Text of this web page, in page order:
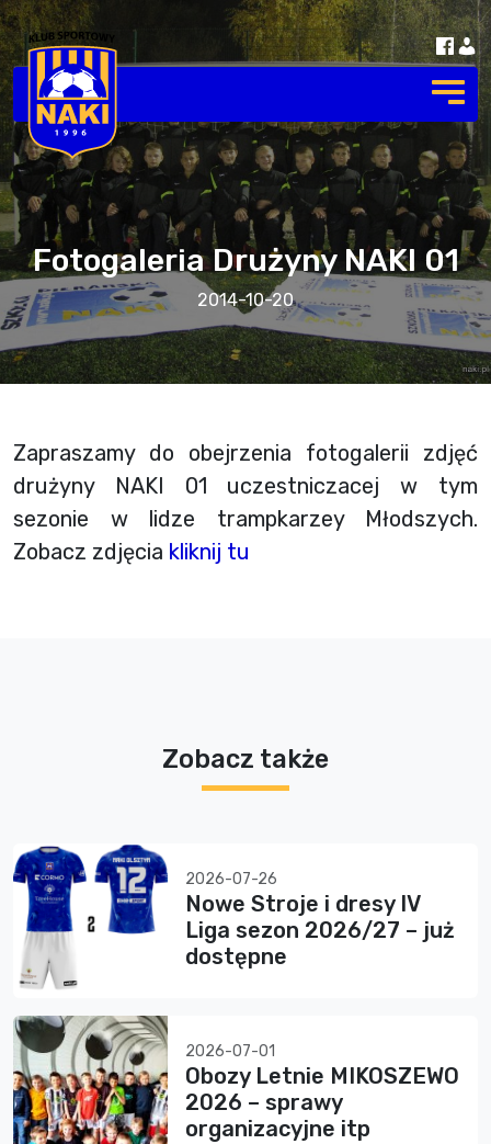
Fotogaleria Drużyny NAKI 01
2014-10-20
Zapraszamy do obejrzenia fotogalerii zdjęć
drużyny NAKI 01 uczestniczacej w tym
sezonie w lidze trampkarzey Młodszych.
Zobacz zdjęcia kliknij tu
Zobacz także
2026-07-26
Nowe Stroje i dresy IV
Liga sezon 2026/27 – już
dostępne
2026-07-01
Obozy Letnie MIKOSZEWO
2026 – sprawy
organizacyjne itp